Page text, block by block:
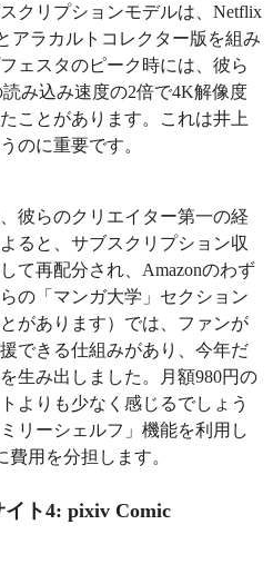
クリプションモデルは、Netflix
アラカルトコレクター版を組み
ェスタのピーク時には、彼ら
み込み速度の2倍で4K解像度
ことがあります。これは井上
のに重要です。
彼らのクリエイター第一の経
ると、サブスクリプション収
て再配分され、Amazonのわず
の「マンガ大学」セクション
があります）では、ファンが
できる仕組みがあり、今年だ
生み出しました。月額980円の
よりも少なく感じるでしょう
リーシェルフ」機能を利用し
用を分担します。
ト4: pixiv Comic